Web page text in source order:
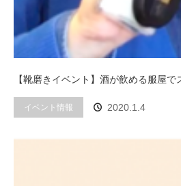
【靴磨きイベント】酒が飲める服屋
イベント情報 2020.1.4